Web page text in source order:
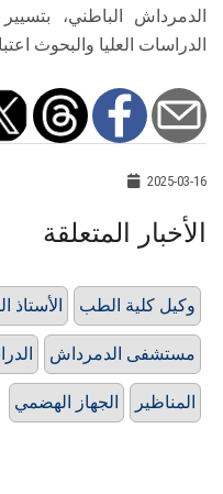
الدمرداش الباطني،
الدراسات العليا والبحوث اعتبارًا من
2025-03-16
الأخبار المتعلقة
وكيل كلية الطب
مستشفى الدمرداش
الجهاز الهضمي المناظير